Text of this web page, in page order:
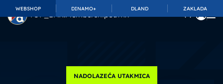
WEBSHOP DINAMO+ DLAND ZAKLADA
TOP_BAR.MembershipSuffix
NADOLAZEĆA UTAKMICA